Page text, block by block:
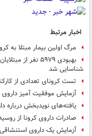
اخبار مرتبط
مرگ اولین بیمار مبتلا به
شناسایی شد
تست کرونای تعدادی از
آزمایش موفقیت آمیز داروی
یافته‌های نویدبخش درباره
صادرات داروی کرونا از
آزمایش یک داروی استنشاقی